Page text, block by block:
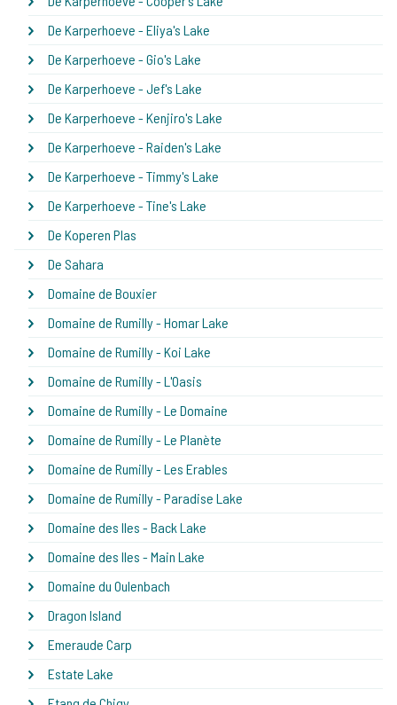
De Karperhoeve - Eliya's Lake
De Karperhoeve - Gio's Lake
De Karperhoeve - Jef's Lake
De Karperhoeve - Kenjiro's Lake
De Karperhoeve - Raiden's Lake
De Karperhoeve - Timmy's Lake
De Karperhoeve - Tine's Lake
De Koperen Plas
De Sahara
Domaine de Bouxier
Domaine de Rumilly - Homar Lake
Domaine de Rumilly - Koi Lake
Domaine de Rumilly - L'Oasis
Domaine de Rumilly - Le Domaine
Domaine de Rumilly - Le Planète
Domaine de Rumilly - Les Erables
Domaine de Rumilly - Paradise Lake
Domaine des Iles - Back Lake
Domaine des Iles - Main Lake
Domaine du Oulenbach
Dragon Island
Emeraude Carp
Estate Lake